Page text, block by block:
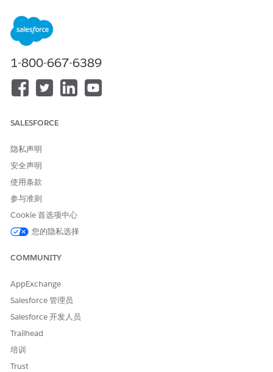
for IT 服务加载项，才可以访问操作。
请参阅标准客服人员操作的
API 名称
引用操作类型
参考操作
此操作是否执行一个或多个提
示模板？
请与我们共享您的想法，以便我们进行改进！
1-800-667-6389
SALESFORCE
隐私声明
安全声明
使用条款
参与准则
Cookie 首选项中心
您的隐私选择
COMMUNITY
AppExchange
Salesforce 管理员
Salesforce 开发人员
Trailhead
培训
Trust